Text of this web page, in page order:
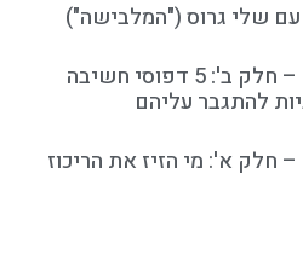
עם שלי גרוס ("המלבישה")
המסע אל הפוקוס האבוד – חלק ב': 5 דפוסי חשיבה
להתגבר עליהם
חלק א': מי הזיז את הריכוז